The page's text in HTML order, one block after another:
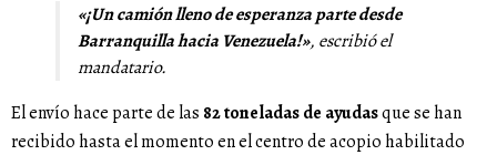
«¡Un camión lleno de esperanza parte desde
Barranquilla hacia Venezuela!», escribió el
mandatario.
El envío hace parte de las 82 toneladas de ayudasque se han
recibido hasta el momento en el centro de acopio habilitado